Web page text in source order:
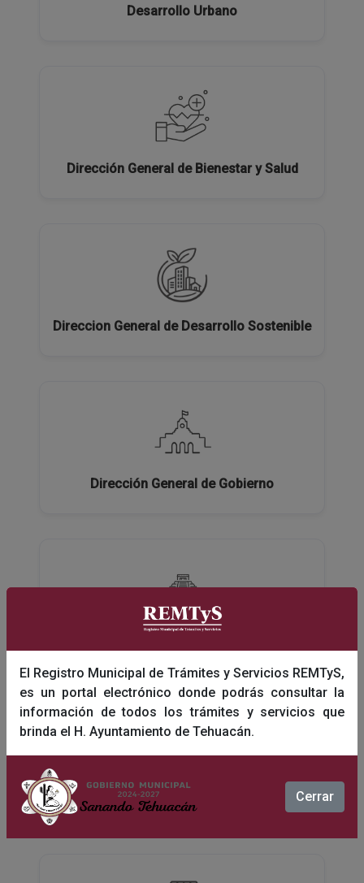
El Registro Municipal de Trámites y Servicios REMTyS,
es un portal electrónico donde podrás consultar la
información de todos los trámites y servicios que
brinda el H. Ayuntamiento de Tehuacán.
Cerrar
Desarrollo Urbano
Dirección General de Bienestar y Salud
Direccion General de Desarrollo Sostenible
Dirección General de Gobierno
Ecología y Medio Ambiente